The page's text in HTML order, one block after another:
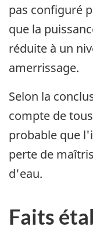
pas configuré
que la
réduite à un
amerrissage.
Selon la
compte de
probable que
perte de
d'eau.
Faits